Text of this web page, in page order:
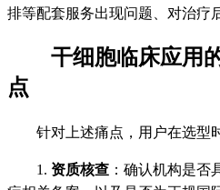
排等配套服务出现问题、对治疗
干细胞临床应用
点
针对上述痛点，用户在选型
1. 资质核查 ：确认机构是否